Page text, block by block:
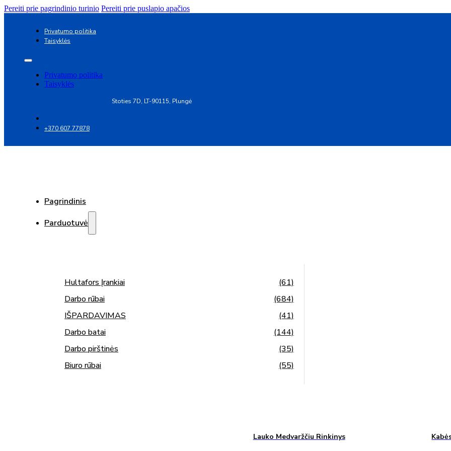
Pereiti prie pagrindinio turinio Pereiti prie puslapio apačios
Privatumo politika
Taisyklės
Privatumo politika
Taisyklės
Stoties 7D, LT-90115, Plungė
+370 607 77878
Pagrindinis
Parduotuvė
Hultafors Įrankiai
(61)
Darbo rūbai
(684)
IŠPARDAVIMAS
(41)
Darbo batai
(144)
Darbo pirštinės
(35)
Biuro rūbai
(55)
Lauko Medvaržčiu Rinkinys